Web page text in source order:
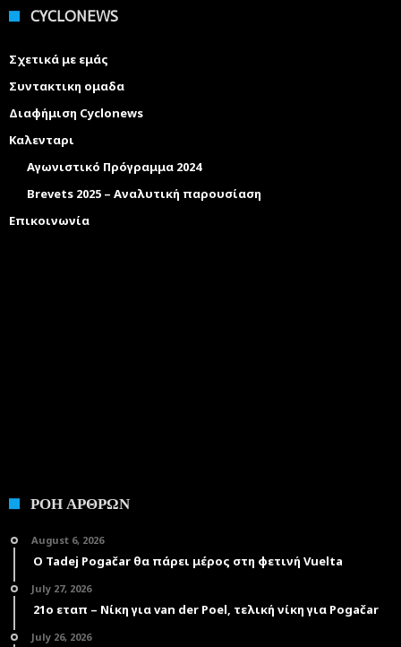
CYCLONEWS
Σχετικά με εμάς
Συντακτικη ομαδα
Διαφήμιση Cyclonews
Καλενταρι
Αγωνιστικό Πρόγραμμα 2024
Brevets 2025 – Αναλυτική παρουσίαση
Επικοινωνία
ΡΟΗ ΑΡΘΡΩΝ
August 6, 2026
Ο Tadej Pogačar θα πάρει μέρος στη φετινή Vuelta
July 27, 2026
21ο εταπ – Νίκη για van der Poel, τελική νίκη για Pogačar
July 26, 2026